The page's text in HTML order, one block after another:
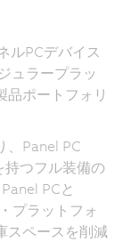
ルPCデバイス
ュラープラッ
品ポートフォリ
、Panel PC
つフル装備の
PCと
プラットフォ
スペースを削減